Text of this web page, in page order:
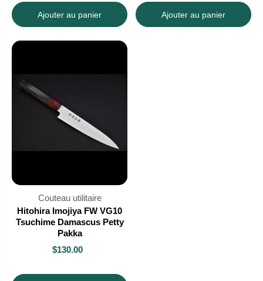
Ajouter au panier Ajouter au panier
Couteau utilitaire
Hitohira Imojiya FW VG10
Tsuchime Damascus Petty
Pakka
$130.00